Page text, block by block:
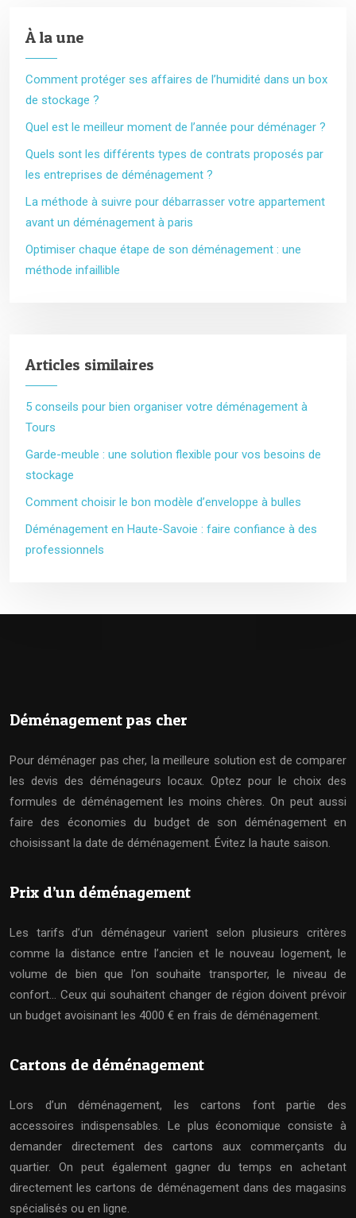
À la une
Comment protéger ses affaires de l’humidité dans un box
de stockage ?
Quel est le meilleur moment de l’année pour déménager ?
Quels sont les différents types de contrats proposés par
les entreprises de déménagement ?
La méthode à suivre pour débarrasser votre appartement
avant un déménagement à paris
Optimiser chaque étape de son déménagement : une
méthode infaillible
Articles similaires
5 conseils pour bien organiser votre déménagement à
Tours
Garde-meuble : une solution flexible pour vos besoins de
stockage
Comment choisir le bon modèle d’enveloppe à bulles
Déménagement en Haute-Savoie : faire confiance à des
professionnels
Déménagement pas cher
Pour déménager pas cher, la meilleure solution est de comparer
les devis des déménageurs locaux. Optez pour le choix des
formules de déménagement les moins chères. On peut aussi
faire des économies du budget de son déménagement en
choisissant la date de déménagement. Évitez la haute saison.
Prix d’un déménagement
Les tarifs d’un déménageur varient selon plusieurs critères
comme la distance entre l’ancien et le nouveau logement, le
volume de bien que l’on souhaite transporter, le niveau de
confort… Ceux qui souhaitent changer de région doivent prévoir
un budget avoisinant les 4000 € en frais de déménagement.
Cartons de déménagement
Lors d’un déménagement, les cartons font partie des
accessoires indispensables. Le plus économique consiste à
demander directement des cartons aux commerçants du
quartier. On peut également gagner du temps en achetant
directement les cartons de déménagement dans des magasins
spécialisés ou en ligne.